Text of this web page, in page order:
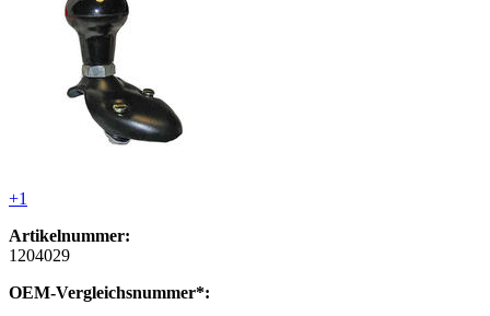
+1
Artikelnummer:
1204029
OEM-Vergleichsnummer*: